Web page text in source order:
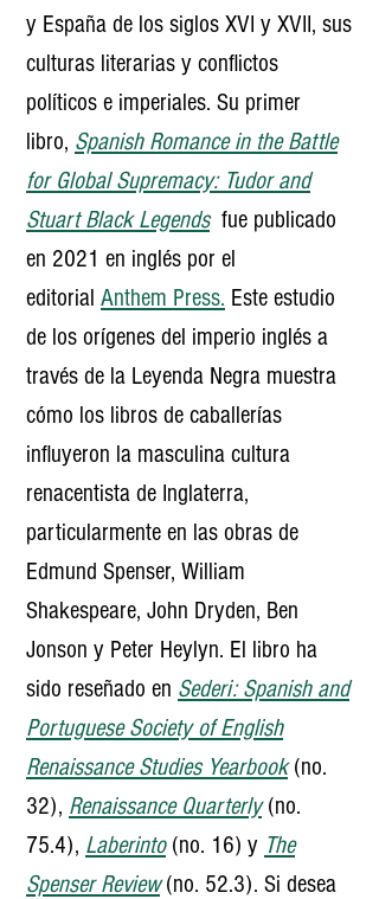
y España de los siglos XVI y XVII, sus
culturas literarias y conflictos
políticos e imperiales. Su primer
libro, Spanish Romance in the Battle
for Global Supremacy: Tudor and
Stuart Black Legends fue publicado
en 2021 en inglés por el
editorial Anthem Press. Este estudio
de los orígenes del imperio inglé​s a
través de la Leyenda Negra muestra
cómo los libros de caballerías
influyeron la masculina cultura
renacentista de Inglaterra,
particularmente en las obras de
Edmund Spenser, William
Shakespeare, John Dryden, Ben
Jonson y Peter Heylyn. El libro ha
sido reseñado en Sederi: Spanish and
Portuguese Society of English
Renaissance Studies Yearbook(no.
32), Renaissance Quarterly (no.
75.4), Laberinto (no. 16) y The
Spenser Review (no. 52.3). Si desea